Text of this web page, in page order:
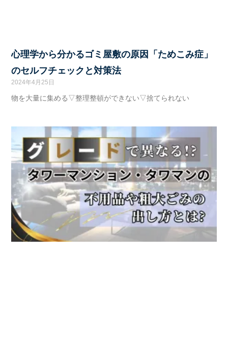
心理学から分かるゴミ屋敷の原因「ためこみ症」
のセルフチェックと対策法
2024年4月25日
物を大量に集める▽整理整頓ができない▽捨てられない